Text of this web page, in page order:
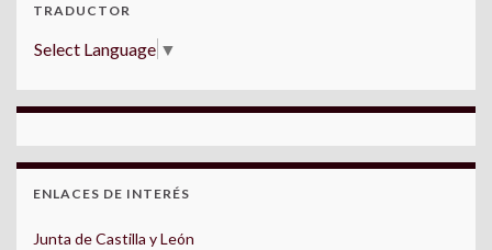
TRADUCTOR
Select Language ▼
ENLACES DE INTERÉS
Junta de Castilla y León